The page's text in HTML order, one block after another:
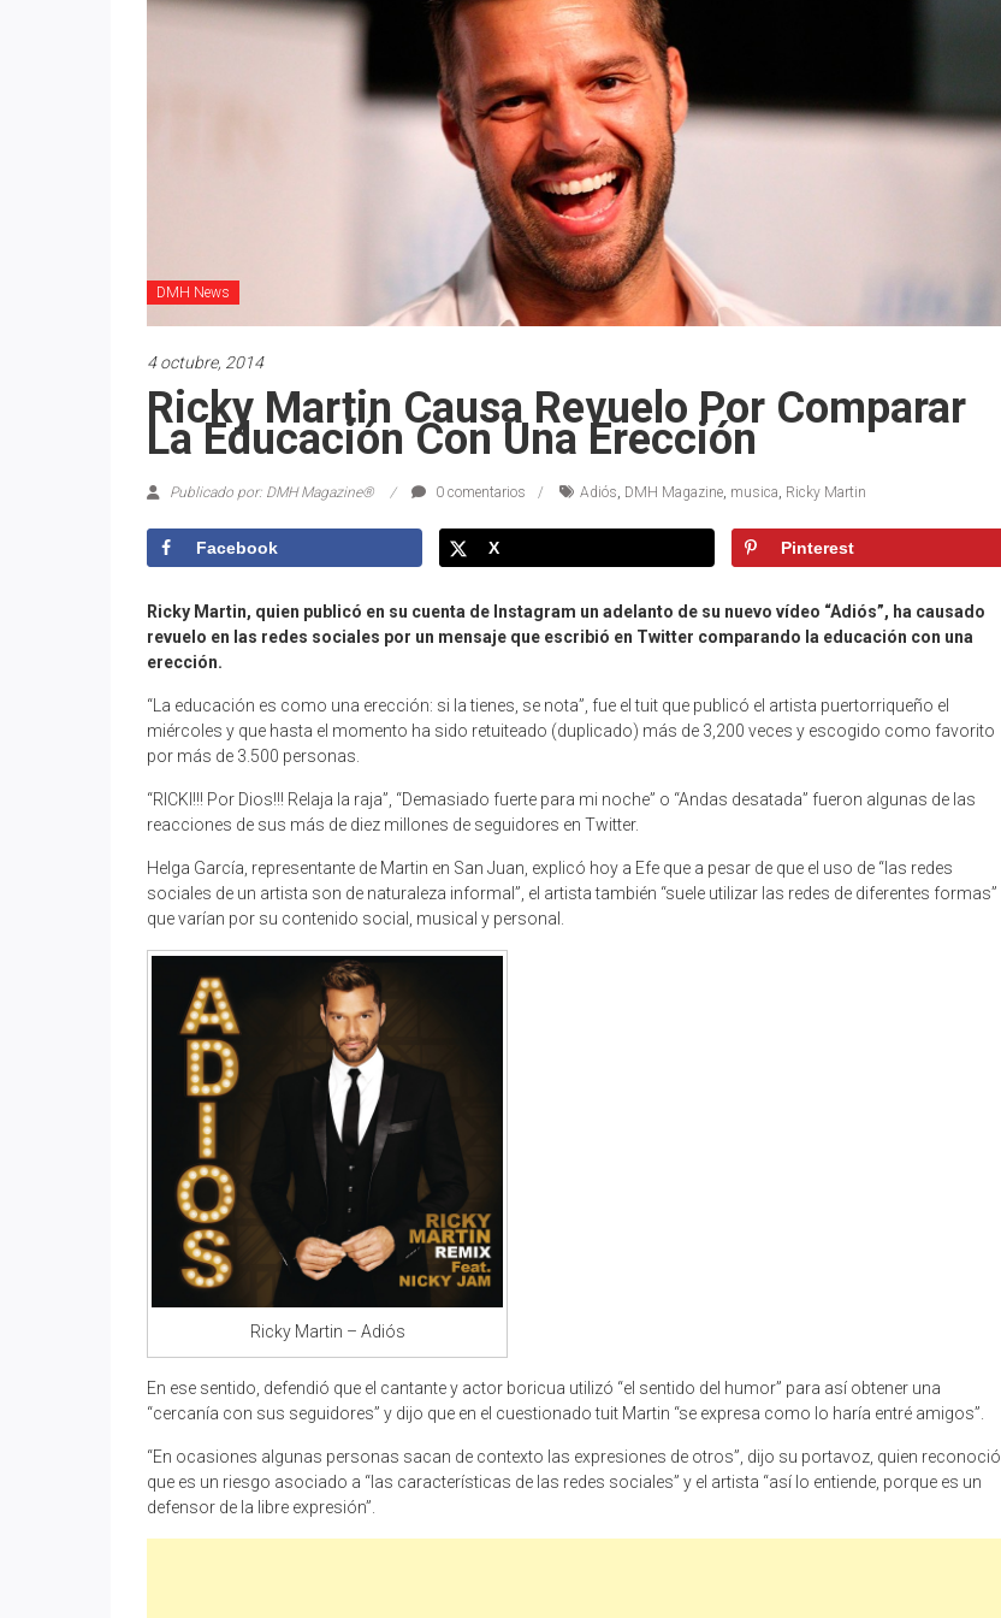
DMH News
4 octubre, 2014
Ricky Martin Causa Revuelo Por Comparar
La Educación Con Una Erección
Publicado por: DMH Magazine® 0 comentarios Adiós, DMH Magazine, musica, Ricky Martin
Facebook X Pinterest
Ricky Martin, quien publicó en su cuenta de Instagram un adelanto de su nuevo vídeo “Adiós”, ha causado
revuelo en las redes sociales por un mensaje que escribió en Twitter comparando la educación con una
erección.
“La educación es como una erección: si la tienes, se nota”, fue el tuit que publicó el artista puertorriqueño el
miércoles y que hasta el momento ha sido retuiteado (duplicado) más de 3,200 veces y escogido como favorito
por más de 3.500 personas.
“RICKI!!! Por Dios!!! Relaja la raja”, “Demasiado fuerte para mi noche” o “Andas desatada” fueron algunas de las
reacciones de sus más de diez millones de seguidores en Twitter.
Helga García, representante de Martin en San Juan, explicó hoy a Efe que a pesar de que el uso de “las redes
sociales de un artista son de naturaleza informal”, el artista también “suele utilizar las redes de diferentes formas”
que varían por su contenido social, musical y personal.
Ricky Martin – Adiós
En ese sentido, defendió que el cantante y actor boricua utilizó “el sentido del humor” para así obtener una
“cercanía con sus seguidores” y dijo que en el cuestionado tuit Martin “se expresa como lo haría entré amigos”.
“En ocasiones algunas personas sacan de contexto las expresiones de otros”, dijo su portavoz, quien reconoció
que es un riesgo asociado a “las características de las redes sociales” y el artista “así lo entiende, porque es un
defensor de la libre expresión”.